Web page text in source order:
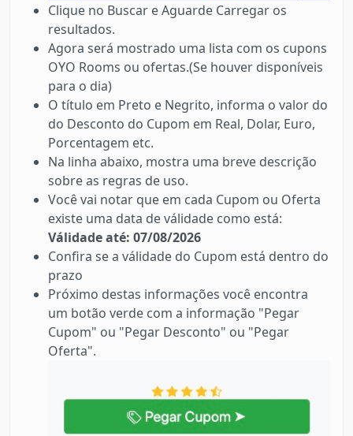
Clique no Buscar e Aguarde Carregar os
resultados.
Agora será mostrado uma lista com os cupons
OYO Rooms ou ofertas.(Se houver disponíveis
para o dia)
O título em Preto e Negrito, informa o valor do
do Desconto do Cupom em Real, Dolar, Euro,
Porcentagem etc.
Na linha abaixo, mostra uma breve descrição
sobre as regras de uso.
Você vai notar que em cada Cupom ou Oferta
existe uma data de válidade como está:
Válidade até: 07/08/2026
Confira se a válidade do Cupom está dentro do
prazo
Próximo destas informações você encontra
um botão verde com a informação "Pegar
Cupom" ou "Pegar Desconto" ou "Pegar
Oferta".